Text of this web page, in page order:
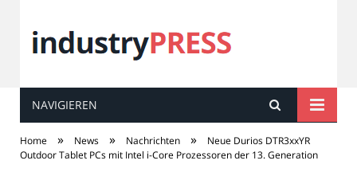
industryPRESS
NAVIGIEREN
Home » News » Nachrichten »
Neue Durios DTR3xxYR
Outdoor Tablet PCs mit Intel i-Core Prozessoren der 13. Generation